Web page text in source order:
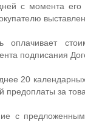
с момента его
оплачивает
подписания
20
предоплаты за
с